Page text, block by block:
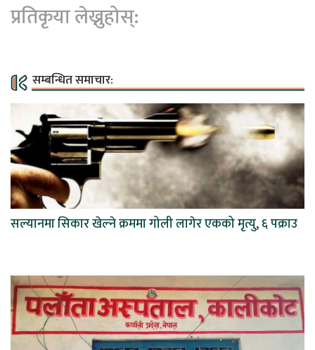
प्रतिकृया लेख्नुहोस्:
सम्बन्धित समाचार:
सल्यानमा सिकार खेल्ने क्रममा गोली लागेर एकको मृत्यु, ६ पक्राउ